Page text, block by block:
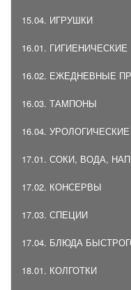
15.04. ИГРУШКИ
16.01.
16.02. ЕЖЕДНЕВНЫЕ
16.03. ТАМПОНЫ
16.04.
17.01. СОКИ, ВОДА,
17.02. КОНСЕРВЫ
17.03. СПЕЦИИ
17.04. БЛЮДА
18.01. КОЛГОТКИ